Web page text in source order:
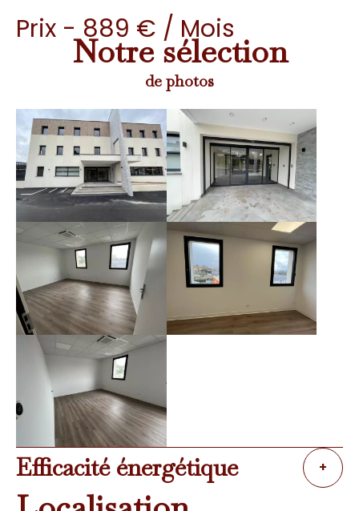
Prix - 889 € / Mois
Notre sélection
de photos
Efficacité énergétique +